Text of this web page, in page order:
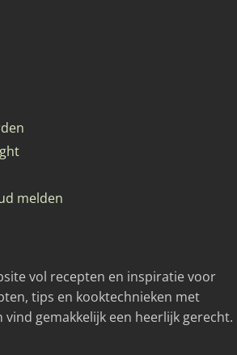
melden
vol recepten en inspiratie voor
tips en kooktechnieken met
vind gemakkelijk een heerlijk gerecht.